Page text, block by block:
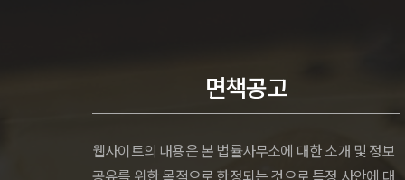
면책공고
웹사이트의 내용은 본 법률사무소에 대한 소개 및 정보
공유를 위한 목적으로 한정되는 것으로 특정 사안에 대